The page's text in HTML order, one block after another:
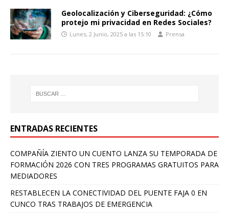
Geolocalización y Ciberseguridad: ¿Cómo
protejo mi privacidad en Redes Sociales?
Lunes, 2 Junio, 2025 a las 15:10 Prensa
ENTRADAS RECIENTES
COMPAÑÍA ZIENTO UN CUENTO LANZA SU TEMPORADA DE
FORMACIÓN 2026 CON TRES PROGRAMAS GRATUITOS PARA
MEDIADORES
RESTABLECEN LA CONECTIVIDAD DEL PUENTE FAJA 0 EN
CUNCO TRAS TRABAJOS DE EMERGENCIA